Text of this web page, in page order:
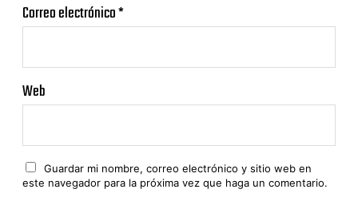
Correo electrónico*
Web
Guardar mi nombre, correo electrónico y sitio web en
este navegador para la próxima vez que haga un comentario.